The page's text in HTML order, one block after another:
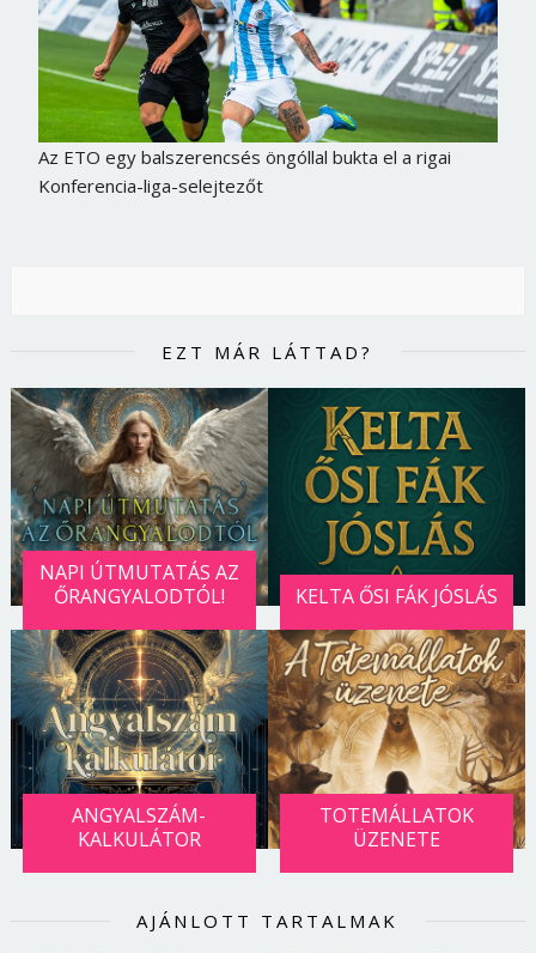
Az ETO egy balszerencsés öngóllal bukta el a rigai
Konferencia-liga-selejtezőt
EZT MÁR LÁTTAD?
NAPI ÚTMUTATÁS AZ
ŐRANGYALODTÓL!
KELTA ŐSI FÁK JÓSLÁS
ANGYALSZÁM-
KALKULÁTOR
TOTEMÁLLATOK
ÜZENETE
AJÁNLOTT TARTALMAK
Jelszó
Mégse Bejelentkezés